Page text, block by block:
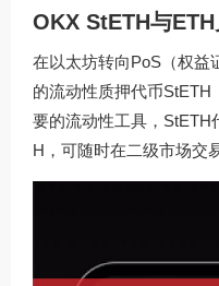
OKX StETH与
在以太坊转向PoS（权益
的流动性质押代币StETH
要的流动性工具，StETH
H，可随时在二级市场交易